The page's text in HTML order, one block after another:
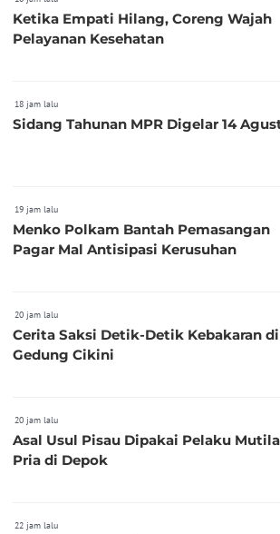
Ketika Empati Hilang, Coreng Wajah
Pelayanan Kesehatan
18 jam lalu
Sidang Tahunan MPR Digelar 14
19 jam lalu
Menko Polkam Bantah Pemasangan
Pagar Mal Antisipasi Kerusuhan
20 jam lalu
Cerita Saksi Detik-Detik Kebakaran di
Gedung Cikini
20 jam lalu
Asal Usul Pisau Dipakai Pelaku
Pria di Depok
22 jam lalu